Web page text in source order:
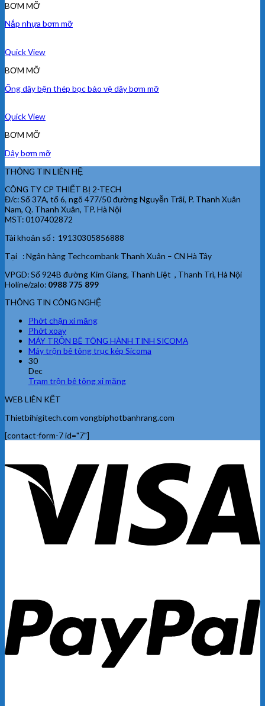
BƠM MỠ
Nắp nhựa bơm mỡ
Quick View
BƠM MỠ
Ống dây bện thép bọc bảo vệ dây bơm mỡ
Quick View
BƠM MỠ
Dây bơm mỡ
THÔNG TIN LIÊN HỆ
CÔNG TY CP THIẾT BỊ 2-TECH
Đ/c: Số 37A, tổ 6, ngõ 477/50 đường Nguyễn Trãi, P. Thanh Xuân
Nam, Q. Thanh Xuân, TP. Hà Nội
MST: 0107402872
Tài khoản số : 19130305856888
Tại : Ngân hàng Techcombank Thanh Xuân – CN Hà Tây
VPGD: Số 924B đường Kim Giang, Thanh Liệt , Thanh Trì, Hà Nội
Holine/zalo: 0988 775 899
THÔNG TIN CÔNG NGHỆ
Phớt chặn xi măng
Phớt xoay
MÁY TRỘN BÊ TÔNG HÀNH TINH SICOMA
Máy trộn bê tông trục kép Sicoma
30
Dec
Trạm trộn bê tông xi măng
WEB LIÊN KẾT
Thietbihigitech.com vongbiphotbanhrang.com
[contact-form-7 id="7"]